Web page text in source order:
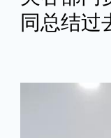
同总结过